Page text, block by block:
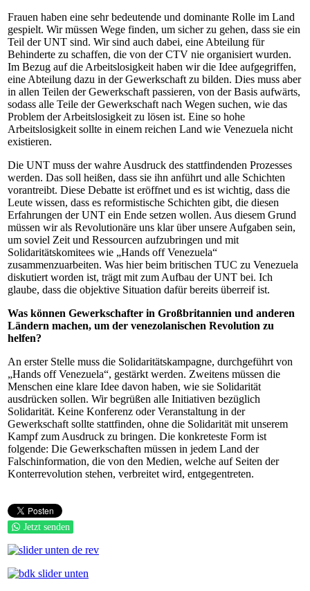
Frauen haben eine sehr bedeutende und dominante Rolle im Land
gespielt. Wir müssen Wege finden, um sicher zu gehen, dass sie ein
Teil der UNT sind. Wir sind auch dabei, eine Abteilung für
Behinderte zu schaffen, die von der CTV nie organisiert wurden.
Im Bezug auf die Arbeitslosigkeit haben wir die Idee aufgegriffen,
eine Abteilung dazu in der Gewerkschaft zu bilden. Dies muss aber
in allen Teilen der Gewerkschaft passieren, von der Basis aufwärts,
sodass alle Teile der Gewerkschaft nach Wegen suchen, wie das
Problem der Arbeitslosigkeit zu lösen ist. Eine so hohe
Arbeitslosigkeit sollte in einem reichen Land wie Venezuela nicht
existieren.
Die UNT muss der wahre Ausdruck des stattfindenden Prozesses
werden. Das soll heißen, dass sie ihn anführt und alle Schichten
vorantreibt. Diese Debatte ist eröffnet und es ist wichtig, dass die
Leute wissen, dass es reformistische Schichten gibt, die diesen
Erfahrungen der UNT ein Ende setzen wollen. Aus diesem Grund
müssen wir als Revolutionäre uns klar über unsere Aufgaben sein,
um soviel Zeit und Ressourcen aufzubringen und mit
Solidaritätskomitees wie „Hands off Venezuela“
zusammenzuarbeiten. Was hier beim britischen TUC zu Venezuela
diskutiert worden ist, trägt mit zum Aufbau der UNT bei. Ich
glaube, dass die objektive Situation dafür bereits überreif ist.
Was können Gewerkschafter in Großbritannien und anderen
Ländern machen, um der venezolanischen Revolution zu
helfen?
An erster Stelle muss die Solidaritätskampagne, durchgeführt von
„Hands off Venezuela“, gestärkt werden. Zweitens müssen die
Menschen eine klare Idee davon haben, wie sie Solidarität
ausdrücken sollen. Wir begrüßen alle Initiativen bezüglich
Solidarität. Keine Konferenz oder Veranstaltung in der
Gewerkschaft sollte stattfinden, ohne die Solidarität mit unserem
Kampf zum Ausdruck zu bringen. Die konkreteste Form ist
folgende: Die Gewerkschaften müssen in jedem Land der
Falschinformation, die von den Medien, welche auf Seiten der
Konterrevolution stehen, verbreitet wird, entgegentreten.
Jetzt senden